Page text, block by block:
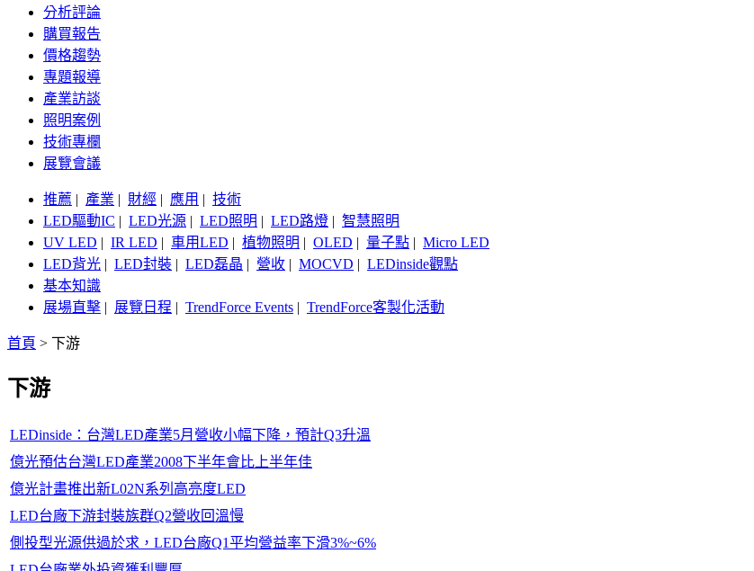
分析評論
購買報告
價格趨勢
專題報導
產業訪談
照明案例
技術專欄
展覽會議
推薦 | 產業 | 財經 | 應用 | 技術
LED驅動IC | LED光源 | LED照明 | LED路燈 | 智慧照明
UV LED | IR LED | 車用LED | 植物照明 | OLED | 量子點 | Micro LED
LED背光 | LED封裝 | LED磊晶 | 營收 | MOCVD | LEDinside觀點
基本知識
展場直擊 | 展覽日程 | TrendForce Events | TrendForce客製化活動
首頁 > 下游
下游
LEDinside：台灣LED產業5月營收小幅下降，預計Q3升溫
億光預估台灣LED產業2008下半年會比上半年佳
億光計畫推出新L02N系列高亮度LED
LED台廠下游封裝族群Q2營收回溫慢
側投型光源供過於求，LED台廠Q1平均營益率下滑3%~6%